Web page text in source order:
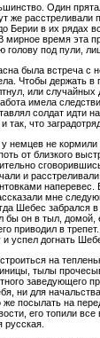
Один
же
Берии в их рядах
мирное время эта
под пули,
была встреча с
Чтобы держать
или
имела
солдат идти
так, что
у немцев не
от близкого
и
наперевес.
мне
Шебес забрался
бы он в тыл,
приводил в
успел догнать
на
тылы
заведующего
ни для
посылать на
его топили
русская.